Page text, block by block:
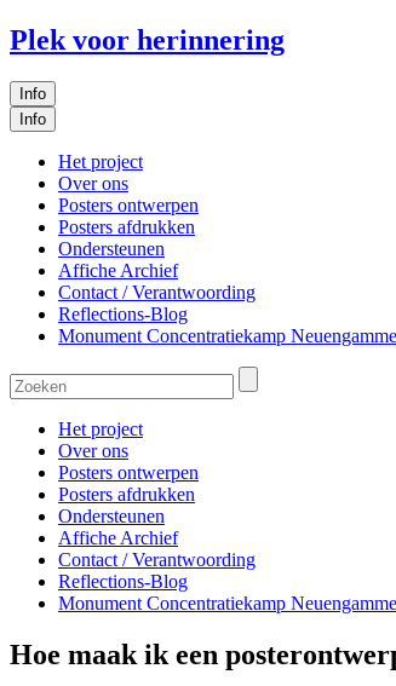
Plek voor herinnering
Info
Info
Het project
Over ons
Posters ontwerpen
Posters afdrukken
Ondersteunen
Affiche Archief
Contact / Verantwoording
Reflections-Blog
Monument Concentratiekamp Neuengamme
Het project
Over ons
Posters ontwerpen
Posters afdrukken
Ondersteunen
Affiche Archief
Contact / Verantwoording
Reflections-Blog
Monument Concentratiekamp Neuengamme
Hoe maak ik een